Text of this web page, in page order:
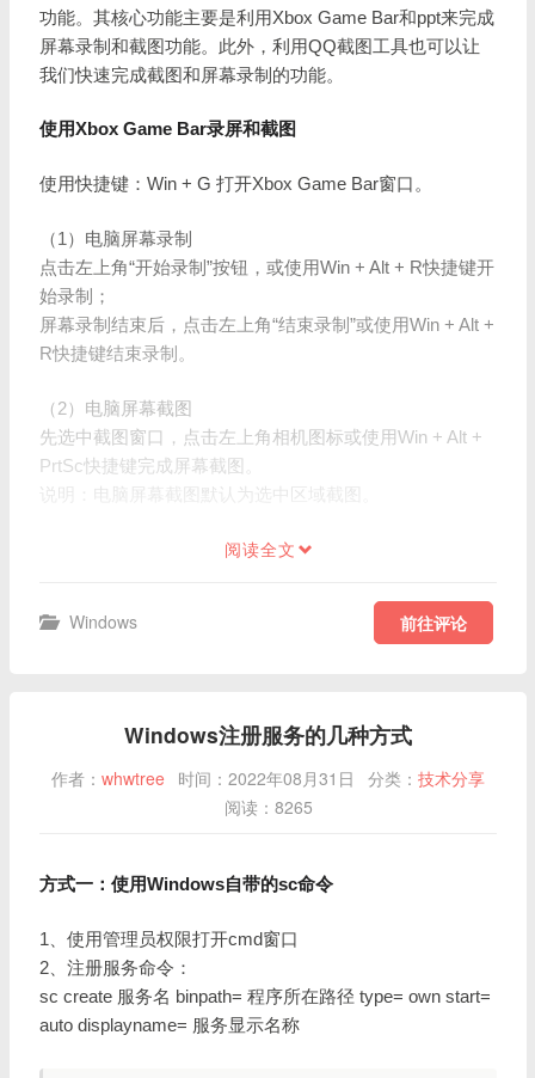
功能。其核心功能主要是利用Xbox Game Bar和ppt来完成
屏幕录制和截图功能。此外，利用QQ截图工具也可以让
我们快速完成截图和屏幕录制的功能。
使用Xbox Game Bar录屏和截图
使用快捷键：Win + G 打开Xbox Game Bar窗口。
（1）电脑屏幕录制
点击左上角“开始录制”按钮，或使用Win + Alt + R快捷键开
始录制；
屏幕录制结束后，点击左上角“结束录制”或使用Win + Alt +
R快捷键结束录制。
（2）电脑屏幕截图
先选中截图窗口，点击左上角相机图标或使用Win + Alt +
PrtSc快捷键完成屏幕截图。
说明：电脑屏幕截图默认为选中区域截图。
阅读全文
Windows 前往评论
Windows注册服务的几种方式
作者： whwtree 时间：2022年08月31日 分类： 技术分享
阅读：8265
方式一：使用Windows自带的sc命令
1、使用管理员权限打开cmd窗口
2、注册服务命令：
sc create 服务名 binpath= 程序所在路径 type= own start=
auto displayname= 服务显示名称